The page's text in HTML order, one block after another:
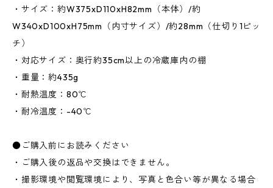
・サイズ：約W375xD110xH82mm（本体）/約
W340xD100xH75mm（内寸サイズ）/約28mm（仕切り1ピッ
チ）
・対応サイズ：奥行約35cm以上の冷蔵庫内の棚
・重量：約435g
・耐熱温度：80℃
・耐冷温度：-40℃
●ご購入前にお読みください
・ご購入後の返品や交換はできません。
・撮影環境や閲覧環境により、写真と色合い等が異なる場合